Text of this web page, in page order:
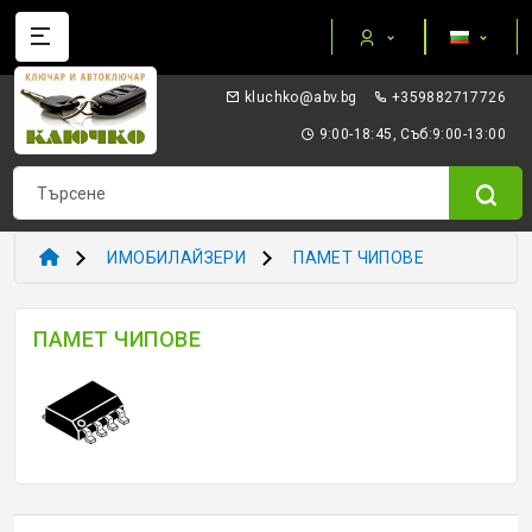
gb.vba@okhculk +359882717726
9:00-18:45, Съб:9:00-13:00
Категории
AUTEL ПРИБОРИ И ОБОРУДВАНЕ
I/O TERMINAL
KEYDIY - ПРИБОРИ КЛЮЧОВЕ ТРАНСПОНДЕРИ
ТРАНСПОНДЕР И ECU ПРИБОРИ
ТРАНСПОНДЕР ЧИПОВЕ
ЗАГОТОВКИ ДРУГИ
ИМОБИЛАЙЗЕРИ ПАМЕТ ЧИПОВЕ
ПАМЕТ ЧИПОВЕ